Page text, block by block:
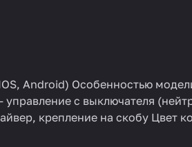
Android) Особенностью
с выключателя
крепление на скобу Цвет